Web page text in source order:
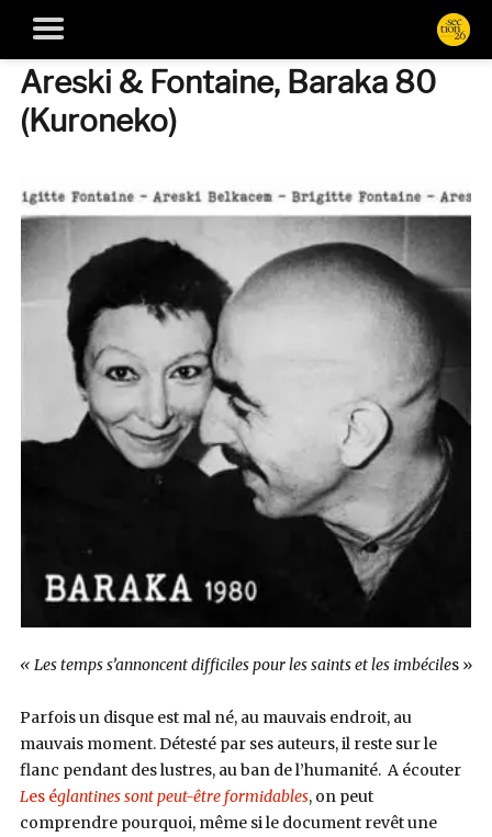
Areski & Fontaine, Baraka 80
(Kuroneko)
« Les temps s’annoncent difficiles pour les saints et les imbéciles »
Parfois un disque est mal né, au mauvais endroit, au
mauvais moment. Détesté par ses auteurs, il reste sur le
flanc pendant des lustres, au ban de l’humanité. A écouter
Les églantines sont peut-être formidables, on peut
comprendre pourquoi, même si le document revêt une